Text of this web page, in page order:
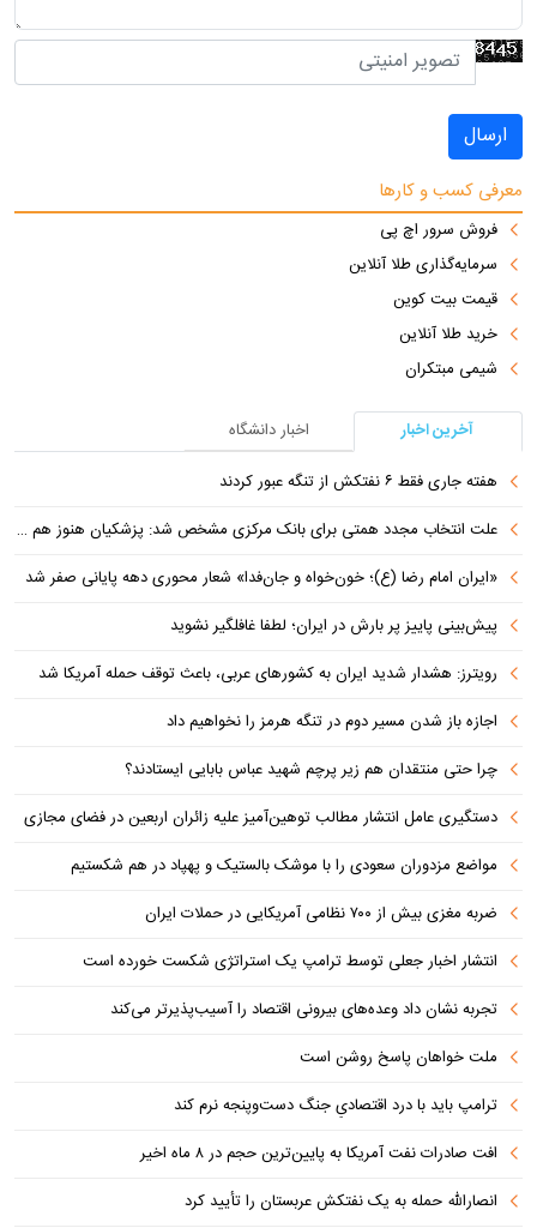
ارسال
معرفی کسب و کارها
فروش سرور اچ پی
سرمایه‌گذاری طلا آنلاین
قیمت بیت کوین
خرید طلا آنلاین
شیمی مبتکران
آخرین اخبار
اخبار دانشگاه
هفته جاری فقط ۶ نفتکش از تنگه عبور کردند
علت انتخاب مجدد همتی برای بانک مرکزی مشخص شد: پزشکیان هنوز هم متوجه نشده است چرا همتی استیضاح شد!
«ایران امام رضا (ع)؛ خون‌خواه و جان‌فدا» شعار محوری دهه پایانی صفر شد
پیش‌بینی پاییز پر بارش در ایران؛ لطفا غافلگیر نشوید
رویترز: هشدار شدید ایران به کشورهای عربی، باعث توقف حمله آمریکا شد
اجازه باز شدن مسیر دوم در تنگه هرمز را نخواهیم داد
چرا حتی منتقدان هم زیر پرچم شهید عباس بابایی ایستادند؟
دستگیری عامل انتشار مطالب توهین‌آمیز علیه زائران اربعین در فضای مجازی
مواضع مزدوران سعودی را با موشک بالستیک و پهپاد در هم شکستیم
ضربه مغزی بیش از ۷۰۰ نظامی آمریکایی در حملات ایران
انتشار اخبار جعلی توسط ترامپ یک استراتژی شکست خورده است
تجربه نشان داد وعده‌های بیرونی اقتصاد را آسیب‌پذیرتر می‌کند
ملت خواهان پاسخ روشن است
ترامپ باید با درد اقتصادیِ جنگ دست‌و‌پنجه نرم کند
افت صادرات نفت آمریکا به پایین‌ترین حجم در ۸ ماه اخیر
انصارالله حمله به یک نفتکش عربستان را تأیید کرد